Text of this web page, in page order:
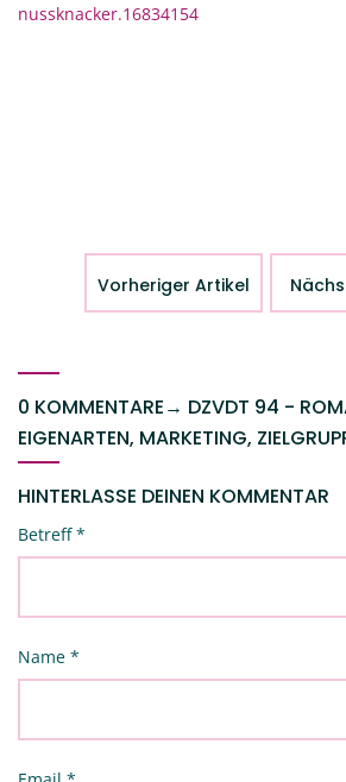
nussknacker.16834154
Vorheriger Artikel
0 KOMMENTARE→ DZVDT 94 -
EIGENARTEN, MARKETING,
HINTERLASSE DEINEN KOMMENTAR
Betreff*
Name *